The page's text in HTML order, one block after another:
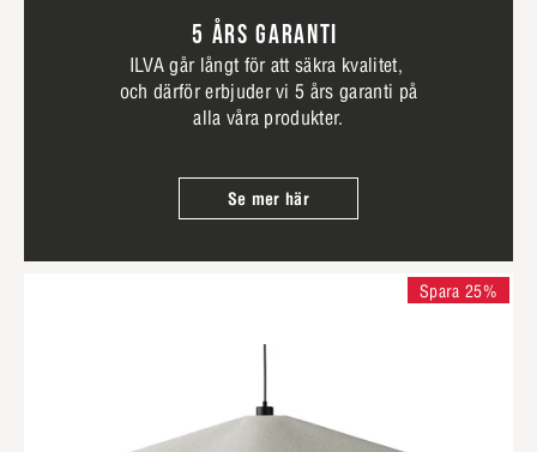
5 ÅRS GARANTI
ILVA går långt för att säkra kvalitet,
och därför erbjuder vi 5 års garanti på
alla våra produkter.
Se mer här
Spara 25%